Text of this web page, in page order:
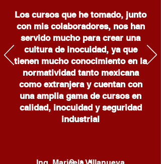
Los cursos que he tomado, junto
con mis colaboradores, nos han
servido mucho para crear una
cultura de inocuidad, ya que
tienen mucho conocimiento en la
normatividad tanto mexicana
como extranjera y cuentan con
una amplia gama de cursos en
calidad, inocuidad y seguridad
industrial